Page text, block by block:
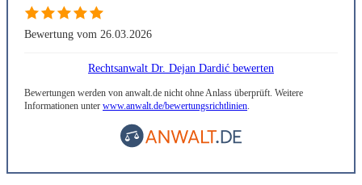
Bewertung vom 26.03.2026
Rechtsanwalt Dr. Dejan Dardić bewerten
Bewertungen werden von anwalt.de nicht ohne Anlass überprüft. Weitere
Informationen unter www.anwalt.de/bewertungsrichtlinien.